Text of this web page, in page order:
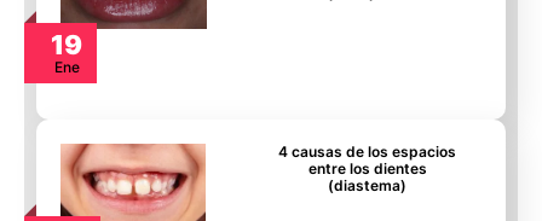
19
Ene
4 causas de los espacios
entre los dientes
(diastema)